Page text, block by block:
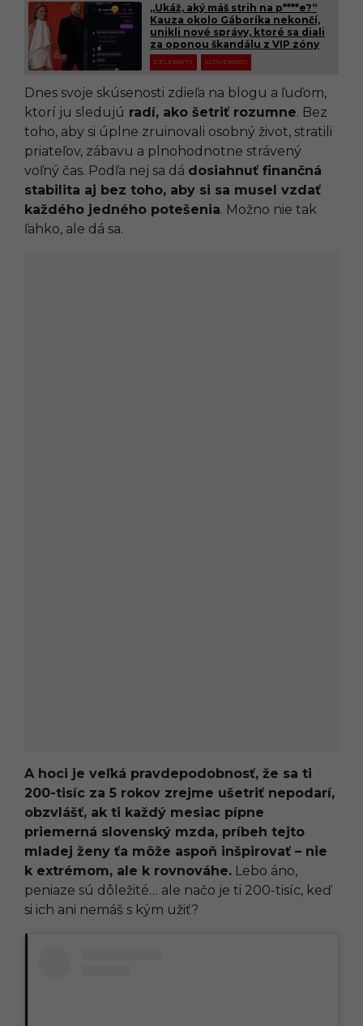
„Ukáž, aký máš strih na p****e?“
Kauza okolo Gáboríka nekončí,
unikli nové správy, ktoré sa diali
za oponou škandálu z VIP zóny
CELEBRITY SLOVENSKO
Dnes svoje skúsenosti zdieľa na blogu a ľuďom,
ktorí ju sledujú radí, ako šetriť rozumne. Bez
toho, aby si úplne zruinovali osobný život, stratili
priateľov, zábavu a plnohodnotne strávený
voľný čas. Podľa nej sa dá dosiahnuť finančná
stabilita aj bez toho, aby si sa musel vzdať
každého jedného potešenia. Možno nie tak
ľahko, ale dá sa.
A hoci je veľká pravdepodobnosť, že sa ti
200-tisíc za 5 rokov zrejme ušetriť nepodarí,
obzvlášť, ak ti každý mesiac pípne
priemerná slovenský mzda, príbeh tejto
mladej ženy ťa môže aspoň inšpirovať – nie
k extrémom, ale k rovnováhe. Lebo áno,
peniaze sú dôležité… ale načo je ti 200-tisíc, keď
si ich ani nemáš s kým užiť?